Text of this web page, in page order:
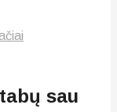
sau